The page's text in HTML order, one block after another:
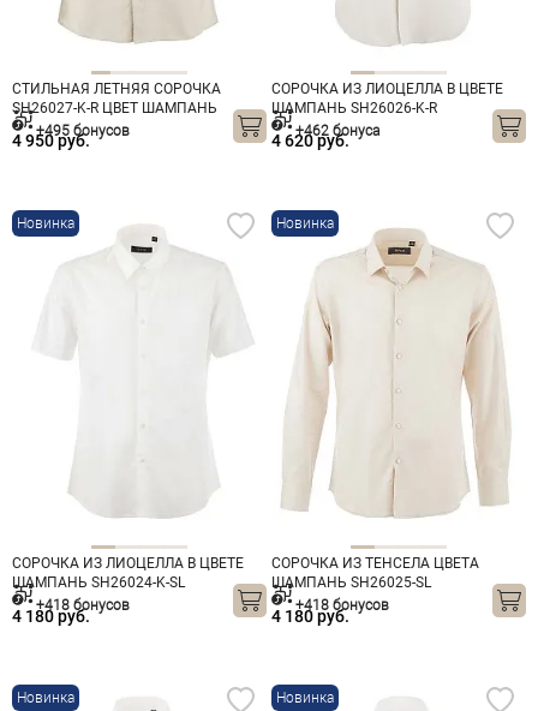
СТИЛЬНАЯ ЛЕТНЯЯ СОРОЧКА
SH26027-K-R ЦВЕТ ШАМПАНЬ
4 950 руб.
+495 бонусов
СОРОЧКА ИЗ ЛИОЦЕЛЛА В ЦВЕТЕ
ШАМПАНЬ SH26026-K-R
4 620 руб.
+462 бонуса
Новинка
СОРОЧКА ИЗ ЛИОЦЕЛЛА В ЦВЕТЕ
ШАМПАНЬ SH26024-K-SL
4 180 руб.
+418 бонусов
Новинка
СОРОЧКА ИЗ ТЕНСЕЛА ЦВЕТА
ШАМПАНЬ SH26025-SL
4 180 руб.
+418 бонусов
Новинка Новинка